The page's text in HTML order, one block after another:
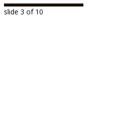
slide 3 of 10